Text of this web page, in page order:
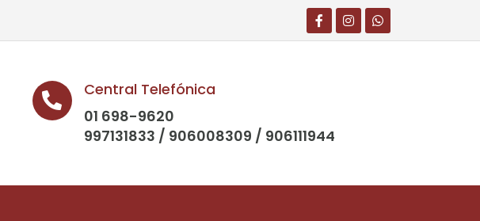
Central Telefónica
01 698-9620
997131833 / 906008309 / 906111944